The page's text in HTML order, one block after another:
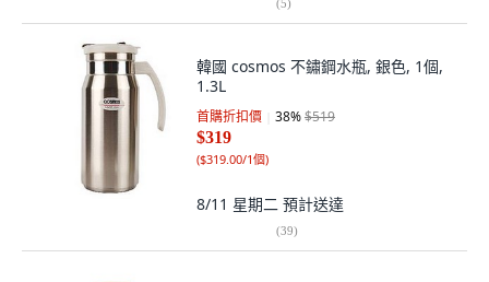
(5)
韓國 cosmos 不鏽鋼水瓶, 銀色, 1個,
1.3L
首購折扣價 38%$519
$319
($319.00/1個)
8/11 星期二 預計送達
(39)